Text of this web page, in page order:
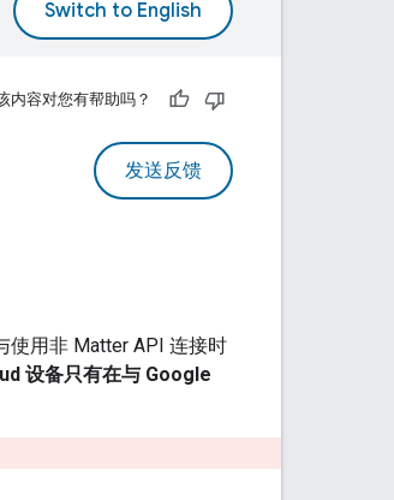
内容对您有帮助吗？
发送反馈
使用非 Matter API 连接时
设备只有在与 Google